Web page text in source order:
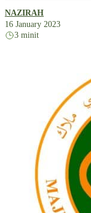
NAZIRAH
16 January 2023
3 minit